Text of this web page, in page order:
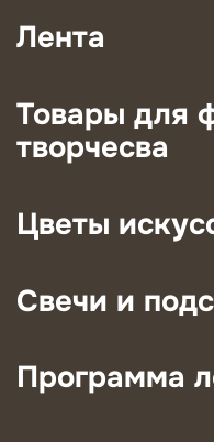
Лента
Товары для
творчесва
Цветы
Свечи и
Программа